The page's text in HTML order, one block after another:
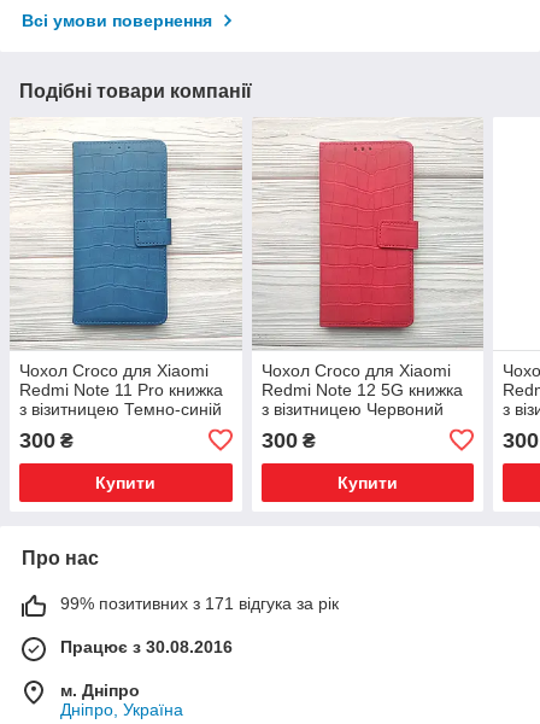
Всі умови повернення
Подібні товари компанії
Чохол Сroco для Xiaomi
Redmi Note 11 Pro книжка
з візитницею Темно-синій
300 ₴
Купити
Чохол Сroco для Xiaomi
Redmi Note 12 5G книжка
з візитницею Червоний
300₴
Купити
з
300
Про нас
99% позитивних з 171 відгука за рік
Працює з 30.08.2016
м. Дніпро
Дніпро, Україна